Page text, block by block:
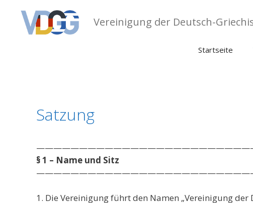
Inhalt
springen
Vereinigung der Deutsch-
Startseite
Satzung
§ 1 – Name und Sitz
1. Die Vereinigung führt den Namen „Vereinigung der